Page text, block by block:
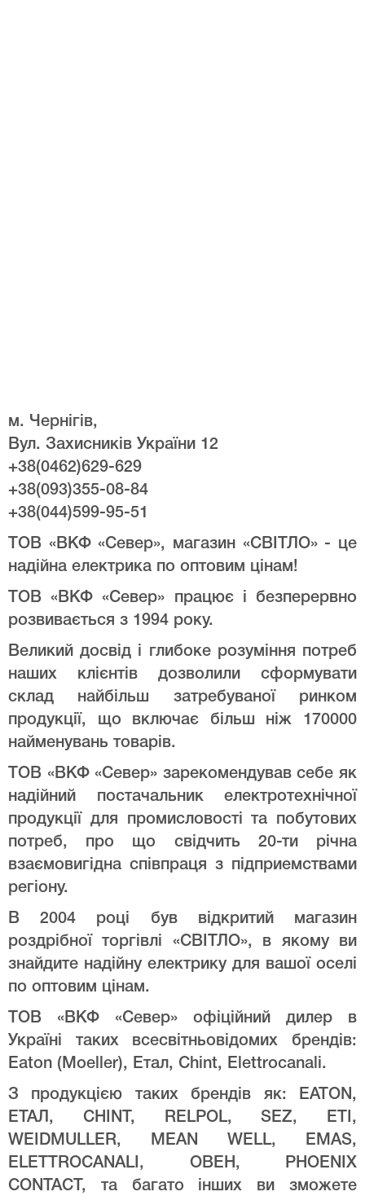
м. Чернігів,
Вул. Захисників України 12
+38(0462)629-629
+38(093)355-08-84
+38(044)599-95-51
ТОВ «ВКФ «Север», магазин «СВІТЛО» - це
надійна електрика по оптовим цінам!
ТОВ «ВКФ «Север» працює і безперервно
розвивається з 1994 року.
Великий досвід і глибоке розуміння потреб
наших клієнтів дозволили сформувати
склад найбільш затребуваної ринком
продукції, що включає більш ніж 170000
найменувань товарів.
ТОВ «ВКФ «Север» зарекомендував себе як
надійний постачальник електротехнічної
продукції для промисловості та побутових
потреб, про що свідчить 20-ти річна
взаємовигідна співпраця з підприемствами
регіону.
В 2004 році був відкритий магазин
роздрібної торгівлі «СВІТЛО», в якому ви
знайдите надійну електрику для вашої оселі
по оптовим цінам.
ТОВ «ВКФ «Север» офіційний дилер в
Україні таких всесвітньовідомих брендів:
Eaton (Moeller), Етал, Chint, Elettrocanali.
З продукцією таких брендів як: EATON,
ЕТАЛ, CHINT, RELPOL, SEZ, ETI,
WEIDMULLER, MEAN WELL, EMAS,
ELETTROCANALI, ОВЕН, PHOENIX
CONTACT, та багато інших ви зможете